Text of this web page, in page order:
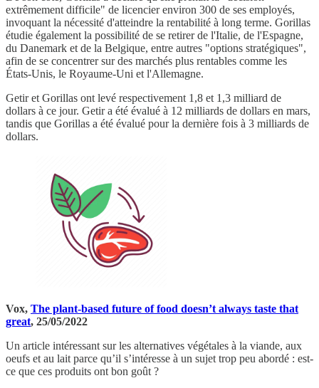
extrêmement difficile" de licencier environ 300 de ses employés,
invoquant la nécessité d'atteindre la rentabilité à long terme. Gorillas
étudie également la possibilité de se retirer de l'Italie, de l'Espagne,
du Danemark et de la Belgique, entre autres "options stratégiques",
afin de se concentrer sur des marchés plus rentables comme les
États-Unis, le Royaume-Uni et l'Allemagne.
Getir et Gorillas ont levé respectivement 1,8 et 1,3 milliard de
dollars à ce jour. Getir a été évalué à 12 milliards de dollars en mars,
tandis que Gorillas a été évalué pour la dernière fois à 3 milliards de
dollars.
Vox, The plant-based future of food doesn’t always taste that
great, 25/05/2022
Un article intéressant sur les alternatives végétales à la viande, aux
oeufs et au lait parce qu’il s’intéresse à un sujet trop peu abordé : est-
ce que ces produits ont bon goût ?